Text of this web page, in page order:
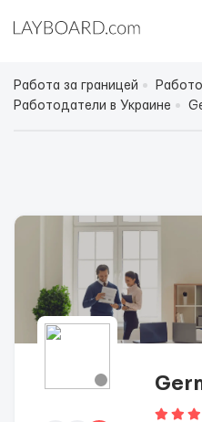
Работа за границей
Работодатели в Украине